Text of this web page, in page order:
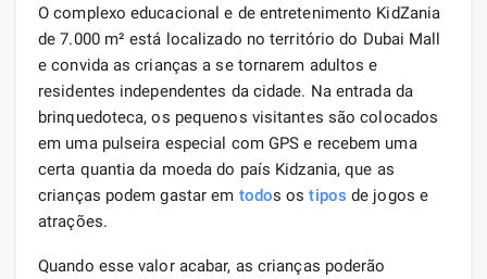
O complexo educacional e de entretenimento KidZania
de 7.000 m² está localizado no território do Dubai Mall
e convida as crianças a se tornarem adultos e
residentes independentes da cidade. Na entrada da
brinquedoteca, os pequenos visitantes são colocados
em uma pulseira especial com GPS e recebem uma
certa quantia da moeda do país Kidzania, que as
crianças podem gastar em todos ostipos de jogos e
atrações.
Quando esse valor acabar, as crianças poderão